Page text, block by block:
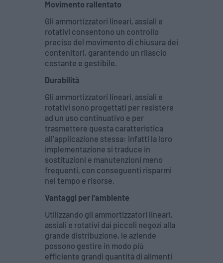
Movimento rallentato
Gli ammortizzatori lineari, assiali e
rotativi consentono un controllo
preciso del movimento di chiusura dei
contenitori, garantendo un rilascio
costante e gestibile.
Durabilità
Gli ammortizzatori lineari, assiali e
rotativi sono progettati per resistere
ad un uso continuativo e per
trasmettere questa caratteristica
all’applicazione stessa: infatti la loro
implementazione si traduce in
sostituzioni e manutenzioni meno
frequenti, con conseguenti risparmi
nel tempo e risorse.
Vantaggi per l'ambiente
Utilizzando gli ammortizzatori lineari,
assiali e rotativi dai piccoli negozi alla
grande distribuzione, le aziende
possono gestire in modo più
efficiente grandi quantità di alimenti